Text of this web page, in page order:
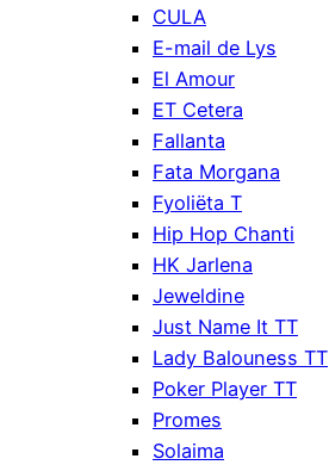
CULA
E-mail de Lys
El Amour
ET Cetera
Fallanta
Fata Morgana
Fyoliëta T
Hip Hop Chanti
HK Jarlena
Jeweldine
Just Name It TT
Lady Balouness TT
Poker Player TT
Promes
Solaima